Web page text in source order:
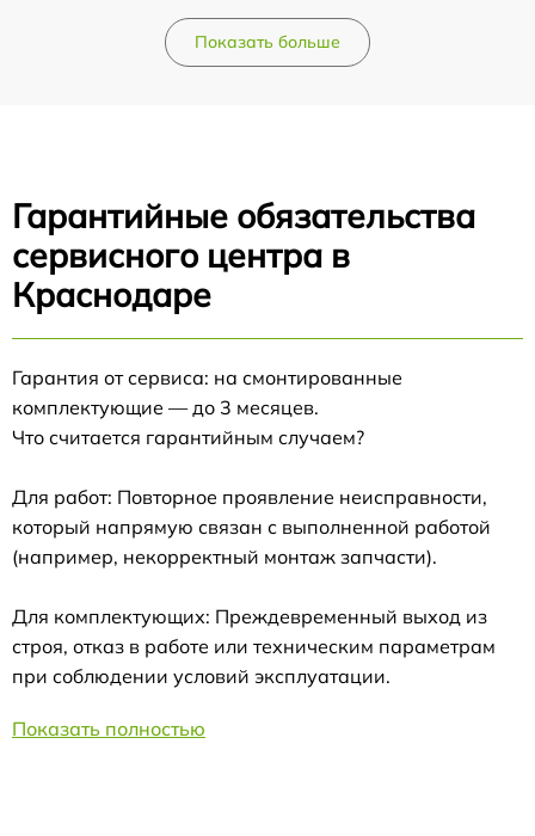
Показать больше
Гарантийные обязательства
сервисного центра в
Краснодаре
Гарантия от сервиса: на смонтированные
комплектующие — до 3 месяцев.
Что считается гарантийным случаем?
Для работ: Повторное проявление неисправности,
который напрямую связан с выполненной работой
(например, некорректный монтаж запчасти).
Для комплектующих: Преждевременный выход из
строя, отказ в работе или техническим параметрам
при соблюдении условий эксплуатации.
Показать полностью